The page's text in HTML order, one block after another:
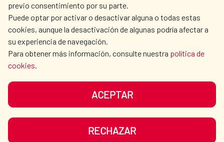
Alianza para el Desarrollo Sostenible España-
Panamá 2026–2030
Alianza para el Desarrollo de España y
Uruguay 2025-2030
previo consentimiento por su parte.
Puede optar por activar o desactivar alguna o todas estas
cookies, aunque la desactivación de algunas podría afectar a
su experiencia de navegación.
Para obtener más información, consulte nuestra política de
cookies.
ACEPTAR
RECHAZAR
NOS RÉSEAUX SOCIAUX
PROTECTION DES DONNÉES
PLAN DU SITE